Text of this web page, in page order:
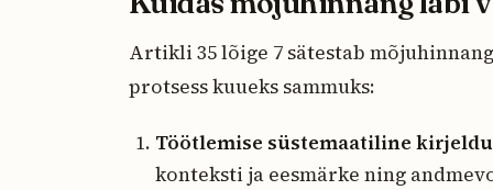
Artikli 35 lõige 7 sätestab
protsess kuueks sammuks:
Töötlemise süstemaatiline
konteksti ja eesmärke ning